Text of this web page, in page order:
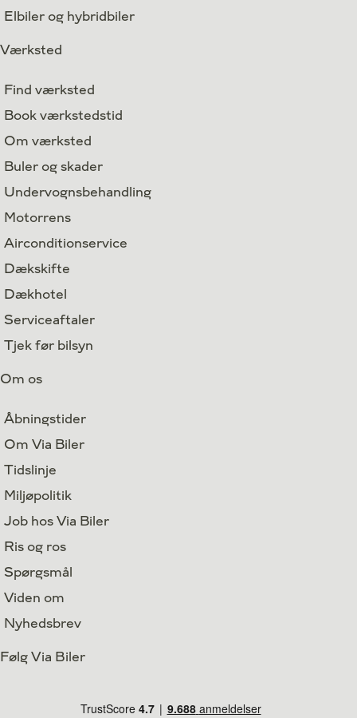
Elbiler og hybridbiler
Værksted
Find værksted
Book værkstedstid
Om værksted
Buler og skader
Undervognsbehandling
Motorrens
Airconditionservice
Dækskifte
Dækhotel
Serviceaftaler
Tjek før bilsyn
Om os
Åbningstider
Om Via Biler
Tidslinje
Miljøpolitik
Job hos Via Biler
Ris og ros
Spørgsmål
Viden om
Nyhedsbrev
Følg Via Biler